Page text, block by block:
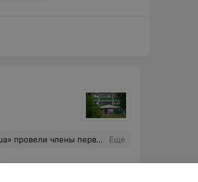
проведённые выходные. Отдельная благодарность специалисту по продажам и маркетингу Максимчик Татьяне за организацию экскурсионного мероприятия. Еще